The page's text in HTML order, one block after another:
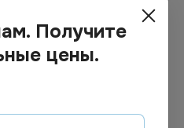
₽
Дося Колор 5,5кг
Получите
цены.